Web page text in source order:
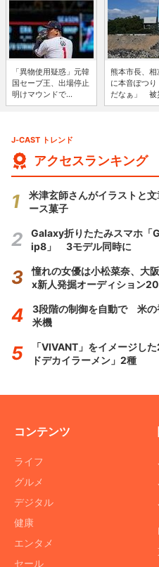
「異物使用疑惑」元韓
国セーブ王、出場停止
明けマウンドで...
熊本市長、相
に本音ぽつり
だなぁ」 被
J-CAST トレンド
アクセスランキング
米津玄師さんがイラストと
ース菓子
Galaxy折りたたみスマホ
ip8」 3モデル同時に
憧れの女優は小松菜奈、
x新人発掘オーディション
3段階の制御を自動で 米の
米機
「VIVANT」をイメージし
ドデカイラーメン」2種
コンテンツ
ライフ
グルメ
デジタル
健康
エンタメ
セール